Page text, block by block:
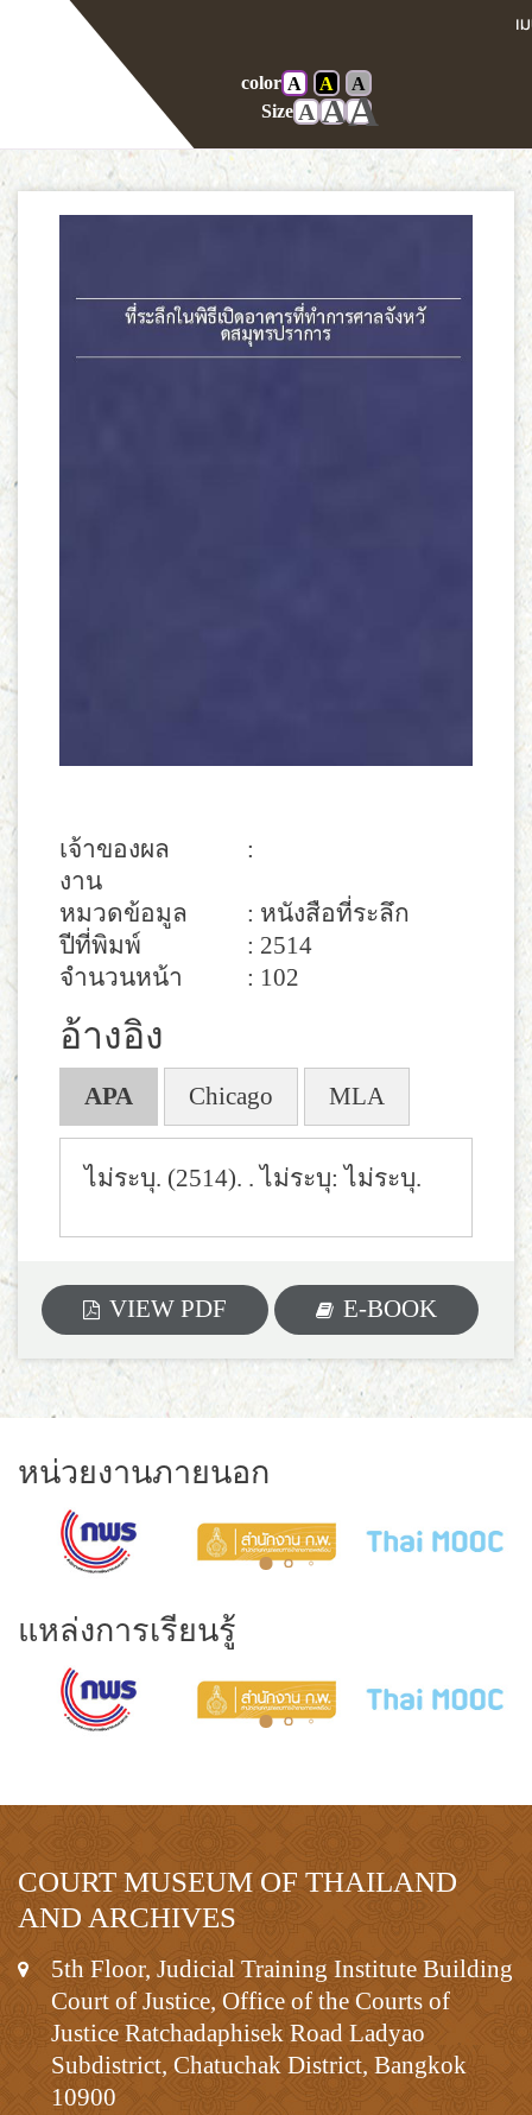
color A A
A
Size A AA
E-book
เจ้าของผล
งาน
:
หมวดข้อมูล
: หนังสือที่ระลึก
ปีที่พิมพ์
: 2514
จำนวนหน้า
: 102
อ้างอิง
APA Chicago MLA
ไม่ระบุ. (2514). . ไม่ระบุ: ไม่ระบุ.
VIEW PDF E-BOOK
หน่วยงานภายนอก
แหล่งการเรียนรู้
COURT MUSEUM OF THAILAND
AND ARCHIVES
5th Floor, Judicial Training Institute Building
Court of Justice, Office of the Courts of
Justice Ratchadaphisek Road Ladyao
Subdistrict, Chatuchak District, Bangkok
10900